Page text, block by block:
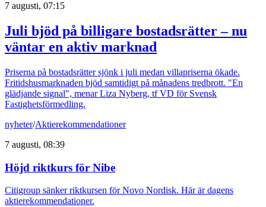
7 augusti, 07:15
Juli bjöd på billigare bostadsrätter – nu
väntar en aktiv marknad
Priserna på bostadsrätter sjönk i juli medan villapriserna ökade.
Fritidshusmarknaden bjöd samtidigt på månadens tredbrott. "En
glädjande signal", menar Liza Nyberg, tf VD för Svensk
Fastighetsförmedling.
nyheter/Aktierekommendationer
7 augusti, 08:39
Höjd riktkurs för Nibe
Citigroup sänker riktkursen för Novo Nordisk. Här är dagens
aktierekommendationer.